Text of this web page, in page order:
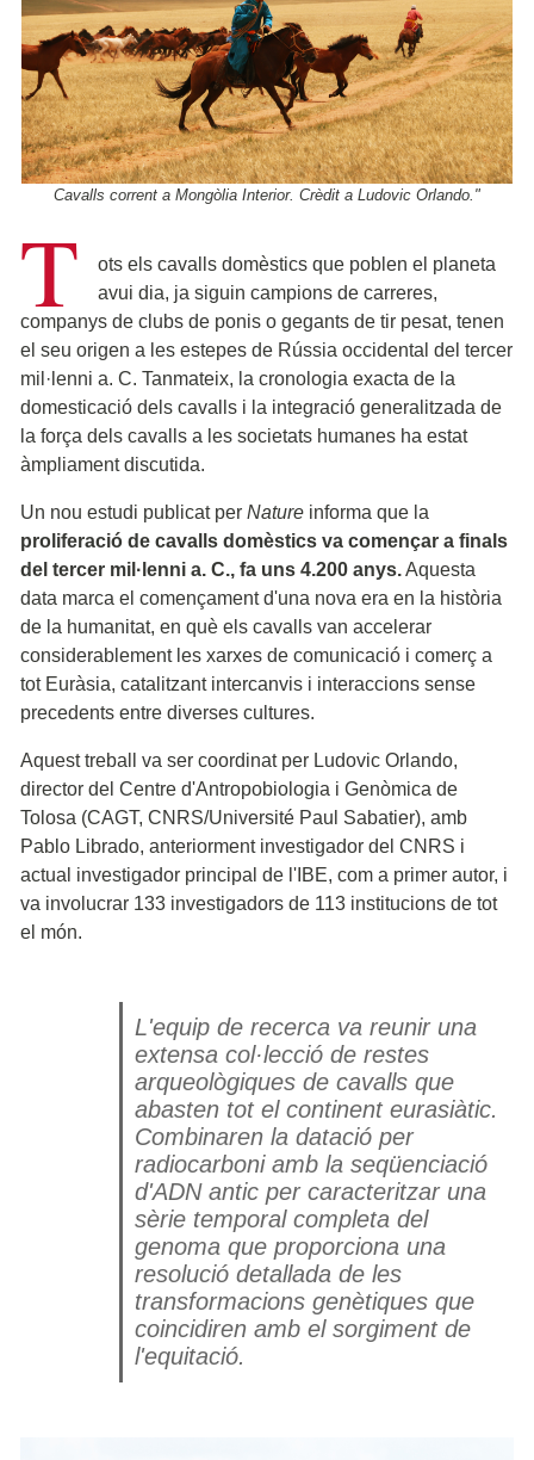
Cavalls corrent a Mongòlia Interior. Crèdit a Ludovic Orlando."
T
ots els cavalls domèstics que poblen el planeta
avui dia, ja siguin campions de carreres,
companys de clubs de ponis o gegants de tir pesat, tenen
el seu origen a les estepes de Rússia occidental del tercer
mil·lenni a. C. Tanmateix, la cronologia exacta de la
domesticació dels cavalls i la integració generalitzada de
la força dels cavalls a les societats humanes ha estat
àmpliament discutida.
Un nou estudi publicat per Nature informa que la
proliferació de cavalls domèstics va començar a finals
del tercer mil·lenni a. C., fa uns 4.200 anys.Aquesta
data marca el començament d'una nova era en la història
de la humanitat, en què els cavalls van accelerar
considerablement les xarxes de comunicació i comerç a
tot Euràsia, catalitzant intercanvis i interaccions sense
precedents entre diverses cultures.
Aquest treball va ser coordinat per Ludovic Orlando,
director del Centre d'Antropobiologia i Genòmica de
Tolosa (CAGT, CNRS/Université Paul Sabatier), amb
Pablo Librado, anteriorment investigador del CNRS i
actual investigador principal de l'IBE, com a primer autor, i
va involucrar 133 investigadors de 113 institucions de tot
el món.
L'equip de recerca va reunir una
extensa col·lecció de restes
arqueològiques de cavalls que
abasten tot el continent eurasiàtic.
Combinaren la datació per
radiocarboni amb la seqüenciació
d'ADN antic per caracteritzar una
sèrie temporal completa del
genoma que proporciona una
resolució detallada de les
transformacions genètiques que
coincidiren amb el sorgiment de
l'equitació.